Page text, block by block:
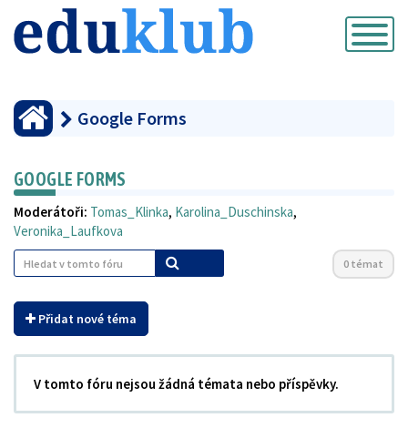
Přepnout
navigaci
Google Forms
GOOGLE FORMS
Moderátoři: Tomas_Klinka, Karolina_Duschinska,
Veronika_Laufkova
0 témat
Přidat nové téma
V tomto fóru nejsou žádná témata nebo příspěvky.